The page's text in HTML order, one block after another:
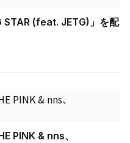
STAR (feat. JETG)」を配
PINK & nns、